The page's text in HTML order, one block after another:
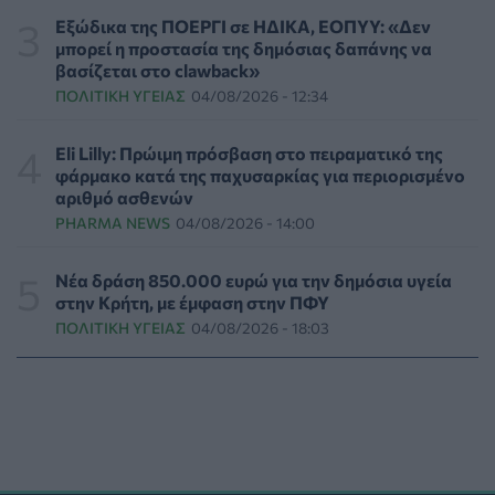
Εθελοντές του ΕΕΣ διέσωσαν δεκάδες οικόσιτα και
άγρια ζώα από τις φωτιές στη Δυτική Αττική
06/08/2026 - 15:42
Βίντεο από την καμπάνια Raise Her Voice για την
έγκαιρη αναγνώριση της έμφυλης βίας με έμφαση στις
γυναίκες με αναπηρία
ΨΥΧΙΚΉ ΥΓΕΊΑ 06/08/2026 - 15:21
Τα κουνούπια τελικά έχουν πράγματι προτιμήσεις
στους ανθρώπους - Τι έδειξε έρευνα
ΥΓΕΊΑ 06/08/2026 - 15:00
Εξώδικα της ΠΟΕΡΓΙ σε ΗΔΙΚΑ, ΕΟΠΥΥ: «Δεν
μπορεί η προστασία της δημόσιας δαπάνης να
βασίζεται στο clawback»
ΠΟΛΙΤΙΚΉ ΥΓΕΊΑΣ 04/08/2026 - 12:34
Eli Lilly: Πρώιμη πρόσβαση στο πειραματικό της
φάρμακο κατά της παχυσαρκίας για περιορισμένο
αριθμό ασθενών
PHARMA NEWS 04/08/2026 - 14:00
Νέα δράση 850.000 ευρώ για την δημόσια υγεία
στην Κρήτη, με έμφαση στην ΠΦΥ
ΠΟΛΙΤΙΚΉ ΥΓΕΊΑΣ 04/08/2026 - 18:03